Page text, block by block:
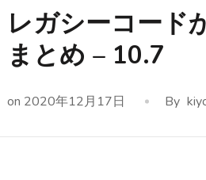
レガシーコード
まとめ – 10.7
on 2020年12月17日 By